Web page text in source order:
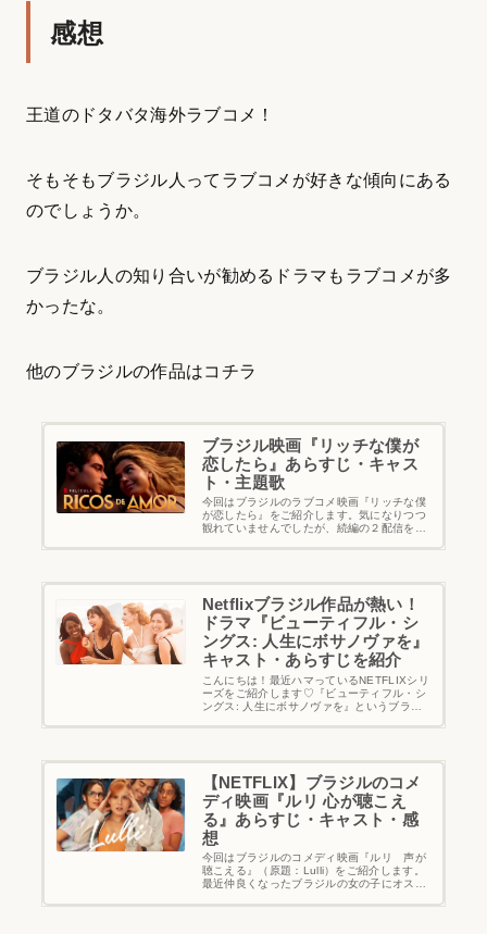
感想
王道のドタバタ海外ラブコメ！
そもそもブラジル人ってラブコメが好きな傾向にある
のでしょうか。
ブラジル人の知り合いが勧めるドラマもラブコメが多
かったな。
他のブラジルの作品はコチラ
ブラジル映画『リッチな僕が
恋したら』あらすじ・キャス
ト・主題歌
今回はブラジルのラブコメ映画『リッチな僕
が恋したら』をご紹介します。気になりつつ
観れていませんでしたが、続編の２配信をき
で早く観なかったの～！！と大後悔している
Netflixブラジル作品が熱い！
ドラマ『ビューティフル・シ
ングス: 人生にボサノヴァを』
キャスト・あらすじを紹介
こんにちは！最近ハマっているNETFLIXシリ
ーズをご紹介します♡『ビューティフル・シ
ングス: 人生にボサノヴァを』というブラジ
て、直訳すると「最も美しい物」あら...
【NETFLIX】ブラジルのコメ
ディ映画『ルリ 心が聴こえ
る』あらすじ・キャスト・感
想
今回はブラジルのコメディ映画『ルリ 声が
聴こえる』（原題：Lulli）をご紹介します。
最近仲良くなったブラジルの女の子にオスス
のせいで、甘い青春物語かと思いきや、まさ